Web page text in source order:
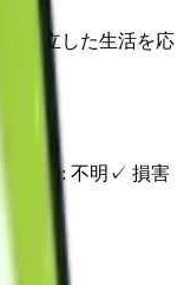
自立した生活を応
宅援助: 不明 ✓ 損害